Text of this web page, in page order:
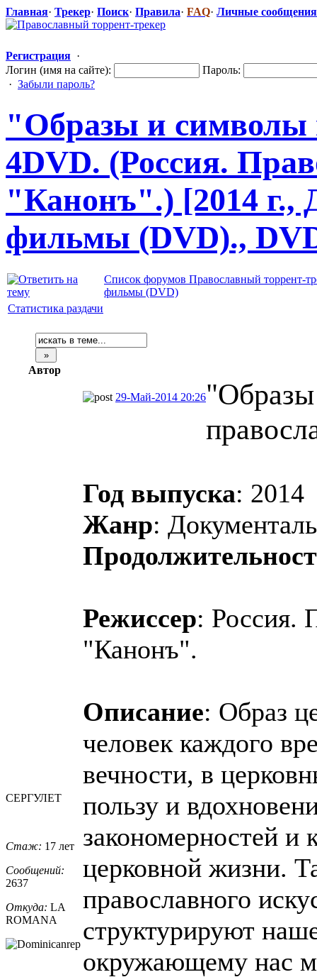
Главная· Трекер· Поиск· Правила· FAQ· Личные сообщения
Регистрация ·
Логин (имя на сайте):
Пароль:
· Забыли пароль?
"Образы и символы
4DVD. (Россия.
"Канонъ".) [2014 г.,
фильмы (DVD).,
Список форумов Православный торрент-
фильмы (DVD)
Статистика раздачи
Автор
СЕРГУЛЕТ
Стаж: 17 лет
Сообщений:
2637
Откуда: LA
ROMANA
29-Май-2014 20:26
Год выпуска: 2014
Жанр:
Режиссер: Россия.
"Канонъ".
Описание: Образ
человек каждого
вечности, в
пользу и
закономерностей и
церковной жизни.
православного
структурируют
окружающему нас